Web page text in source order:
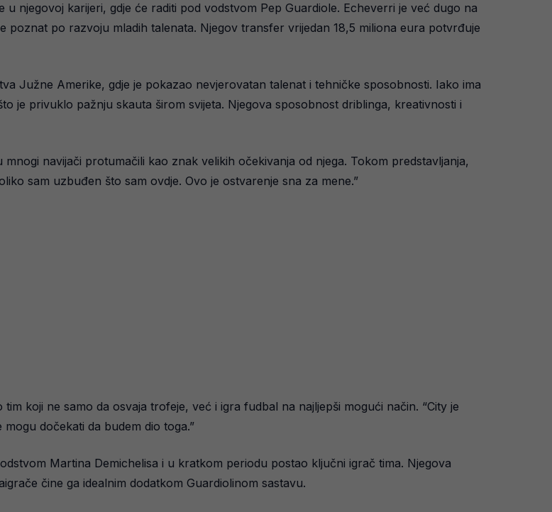
njegovoj karijeri, gdje će raditi pod vodstvom Pep Guardiole. Echeverri je već dugo na
poznat po razvoju mladih talenata. Njegov transfer vrijedan 18,5 miliona eura potvrđuje
Južne Amerike, gdje je pokazao nevjerovatan talenat i tehničke sposobnosti. Iako ima
je privuklo pažnju skauta širom svijeta. Njegova sposobnost driblinga, kreativnosti i
navijači protumačili kao znak velikih očekivanja od njega. Tokom predstavljanja,
sam uzbuđen što sam ovdje. Ovo je ostvarenje sna za mene.”
koji ne samo da osvaja trofeje, već i igra fudbal na najljepši mogući način. “City je
dočekati da budem dio toga.”
Martina Demichelisa i u kratkom periodu postao ključni igrač tima. Njegova
čine ga idealnim dodatkom Guardiolinom sastavu.